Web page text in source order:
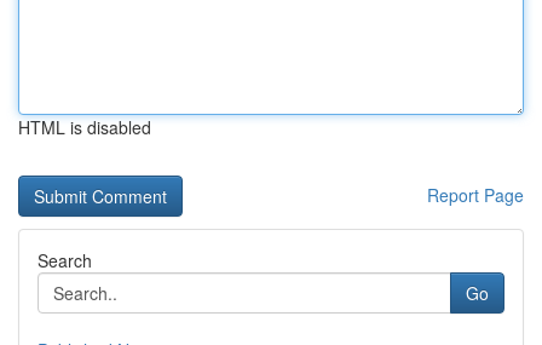
HTML is disabled
Report Page
Search
Go